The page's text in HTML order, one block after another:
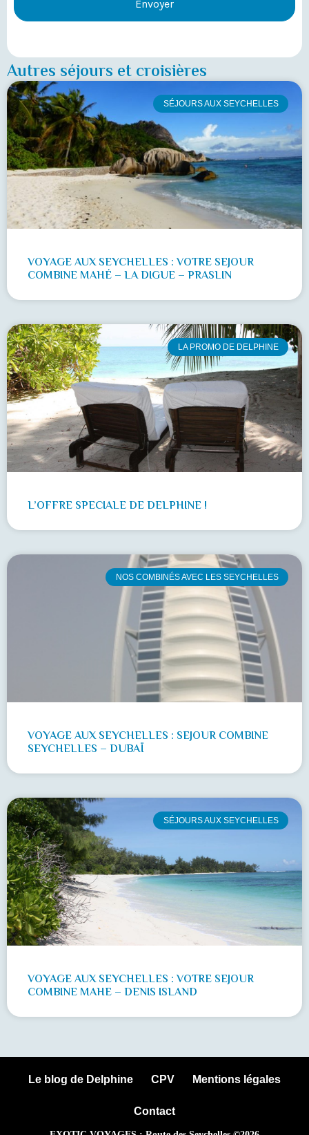
Autres séjours et croisières
SÉJOURS AUX SEYCHELLES
VOYAGE AUX SEYCHELLES : VOTRE SEJOUR
COMBINE MAHÉ – LA DIGUE – PRASLIN
LA PROMO DE DELPHINE
L’OFFRE SPECIALE DE DELPHINE !
NOS COMBINÉS AVEC LES SEYCHELLES
VOYAGE AUX SEYCHELLES : SEJOUR COMBINE
SEYCHELLES – DUBAÏ
SÉJOURS AUX SEYCHELLES
VOYAGE AUX SEYCHELLES : VOTRE SEJOUR
COMBINE MAHE – DENIS ISLAND
Le blog de Delphine CPV Mentions légales
Contact